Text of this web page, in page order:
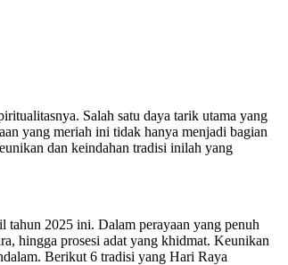
Salah satu daya tarik utama yang
yang meriah ini tidak hanya menjadi bagian
dan keindahan tradisi inilah yang
tahun 2025 ini. Dalam perayaan yang penuh
hingga prosesi adat yang khidmat. Keunikan
Berikut 6 tradisi yang Hari Raya